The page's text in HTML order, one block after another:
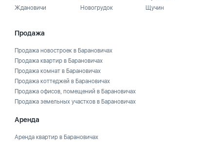
Ждановичи
Новогрудок
Щучин
Продажа
Продажа новостроек в Барановичах
Продажа квартир в Барановичах
Продажа комнат в Барановичах
Продажа коттеджей в Барановичах
Продажа офисов, помещений в Барановичах
Продажа земельных участков в Барановичах
Аренда
Аренда квартир в Барановичах